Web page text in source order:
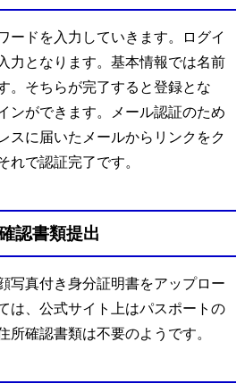
ードを入力していきます。ログイ
力となります。基本情報では名前
。そちらが完了すると登録とな
ンができます。メール認証のため
スに届いたメールからリンクをク
れで認証完了です。
認書類提出
写真付き身分証明書をアップロー
は、公式サイト上はパスポートの
所確認書類は不要のようです。